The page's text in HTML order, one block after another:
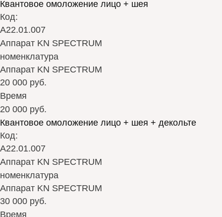
Квантовое омоложение лицо + шея
Код:
А22.01.007
Аппарат KN SPECTRUM
номенклатура
Аппарат KN SPECTRUM
20 000 руб.
Время
20 000 руб.
Квантовое омоложение лицо + шея + декольте
Код:
А22.01.007
Аппарат KN SPECTRUM
номенклатура
Аппарат KN SPECTRUM
30 000 руб.
Время